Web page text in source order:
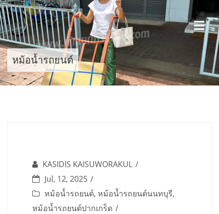
Skip
to
content
หม้อน้ำรถยนต์
KASIDIS KAISUWORAKUL
Jul, 12, 2025
หม้อน้ำรถยนต์, หม้อน้ำรถยนต์นนทบุรี,
หม้อน้ำรถยนต์ปากเกร็ด